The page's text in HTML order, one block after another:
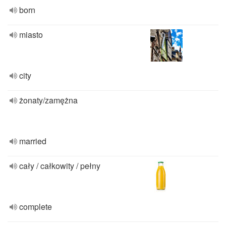
born
miasto
city
żonaty/zamężna
married
cały / całkowity / pełny
complete